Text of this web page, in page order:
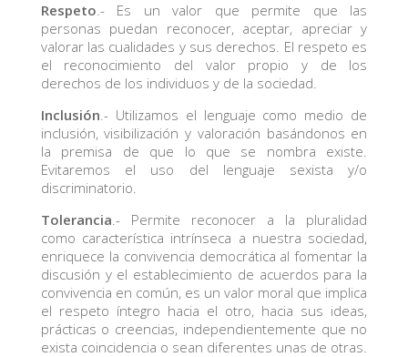
Respeto.- Es un valor que permite que las
personas puedan reconocer, aceptar, apreciar y
valorar las cualidades y sus derechos. El respeto es
el reconocimiento del valor propio y de los
derechos de los individuos y de la sociedad.
Inclusión.- Utilizamos el lenguaje como medio de
inclusión, visibilización y valoración basándonos en
la premisa de que lo que se nombra existe.
Evitaremos el uso del lenguaje sexista y/o
discriminatorio.
Tolerancia.- Permite reconocer a la pluralidad
como característica intrínseca a nuestra sociedad,
enriquece la convivencia democrática al fomentar la
discusión y el establecimiento de acuerdos para la
convivencia en común, es un valor moral que implica
el respeto íntegro hacia el otro, hacia sus ideas,
prácticas o creencias, independientemente que no
exista coincidencia o sean diferentes unas de otras.